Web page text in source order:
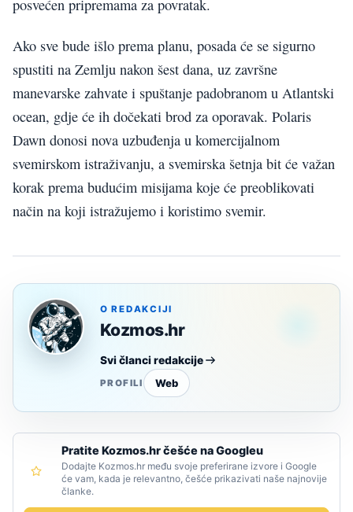
posvećen pripremama za povratak.
Ako sve bude išlo prema planu, posada će se sigurno
spustiti na Zemlju nakon šest dana, uz završne
manevarske zahvate i spuštanje padobranom u Atlantski
ocean, gdje će ih dočekati brod za oporavak. Polaris
Dawn donosi nova uzbuđenja u komercijalnom
svemirskom istraživanju, a svemirska šetnja bit će važan
korak prema budućim misijama koje će preoblikovati
način na koji istražujemo i koristimo svemir.
O REDAKCIJI
Kozmos.hr
Svi članci redakcije
PROFILI Web
Pratite Kozmos.hr češće na Googleu
Dodajte Kozmos.hr među svoje preferirane izvore i Google
će vam, kada je relevantno, češće prikazivati naše najnovije
članke.